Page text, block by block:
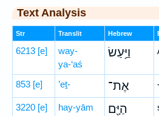
Text Analysis
Str Translit Hebrew
6213 [e]
way-
ya-‘aś
וַיַּ֥עַשׂ
853 [e] ’eṯ- אֶת־
3220 [e] hay-yām הַיָּ֖ם